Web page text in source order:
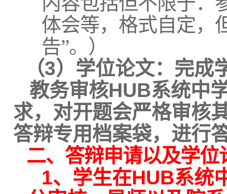
体会等，格式自定，
告”。）
（3）学位论文：完成
教务审核HUB系统中
求，对开题会严格审核
答辩专用档案袋，进行
二、答辩申请以及学位
1、学生在HUB系统